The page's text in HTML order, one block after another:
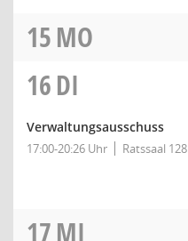
15MO
16DI
Verwaltungsausschuss
17:00-20:26 Uhr Ratssaal 128
17MI